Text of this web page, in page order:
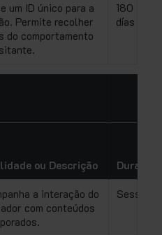
um ID único para a
Permite recolher
do comportamento
180
días
ou Descrição Duração
a interação do
com conteúdos
Sessão